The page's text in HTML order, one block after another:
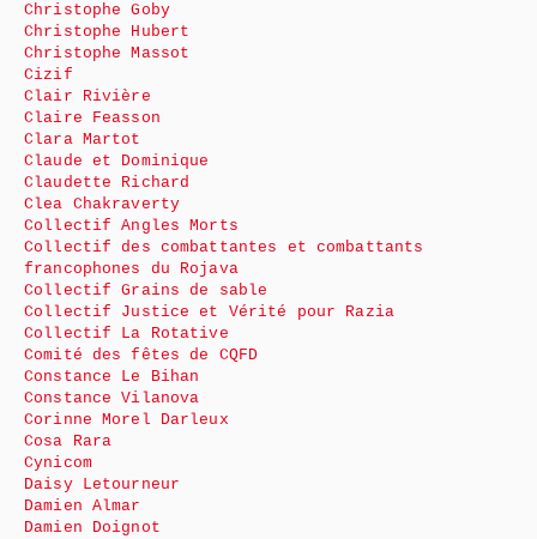
Christophe Goby
Christophe Hubert
Christophe Massot
Cizif
Clair Rivière
Claire Feasson
Clara Martot
Claude et Dominique
Claudette Richard
Clea Chakraverty
Collectif Angles Morts
Collectif des combattantes et combattants
francophones du Rojava
Collectif Grains de sable
Collectif Justice et Vérité pour Razia
Collectif La Rotative
Comité des fêtes de CQFD
Constance Le Bihan
Constance Vilanova
Corinne Morel Darleux
Cosa Rara
Cynicom
Daisy Letourneur
Damien Almar
Damien Doignot